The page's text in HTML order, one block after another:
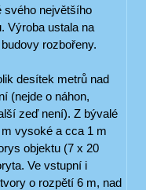
svého největšího
Výroba ustala na
rozbořeny.
desítek metrů nad
(nejde o náhon,
zeď není). Z bývalé
vysoké a cca 1 m
objektu (7 x 20
Ve vstupní i
o rozpětí 6 m, nad